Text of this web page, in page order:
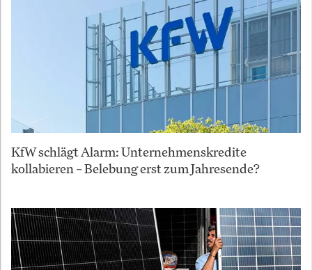
KfW schlägt Alarm: Unternehmenskredite
kollabieren – Belebung erst zum Jahresende?